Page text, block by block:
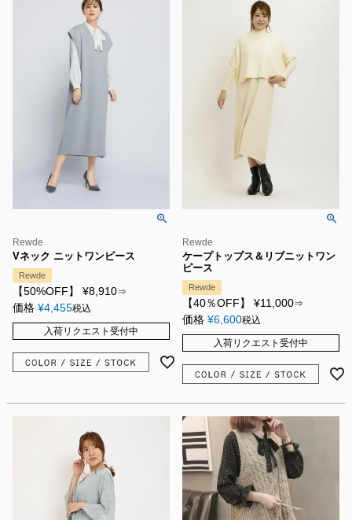
Rewde
Vネック ニットワンピース
Rewde
【50%OFF】 ¥8,910⇒
価格 ¥4,455税込
入荷リクエスト受付中
Rewde
ケープトップス＆リブニットワン
ピース
Rewde
【40％OFF】 ¥11,000⇒
価格 ¥6,600税込
入荷リクエスト受付中